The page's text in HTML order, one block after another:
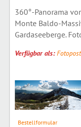
360°-Panorama
Monte Baldo-
Gardaseeberge.
Verfügbar als:
Bestellformular